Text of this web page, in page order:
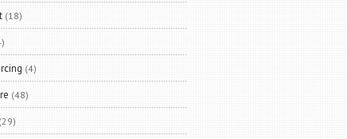
(18)
(4)
(48)
(29)